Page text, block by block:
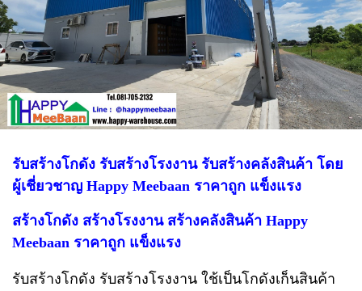
รับสร้างโกดัง รับสร้างโรงงาน รับสร้างคลังสินค้า โดย
ผู้เชี่ยวชาญ Happy Meebaan ราคาถูก แข็งแรง
สร้างโกดัง สร้างโรงงาน สร้างคลังสินค้า Happy
Meebaan ราคาถูก แข็งแรง
รับสร้างโกดัง รับสร้างโรงงาน ใช้เป็นโกดังเก็นสินค้า